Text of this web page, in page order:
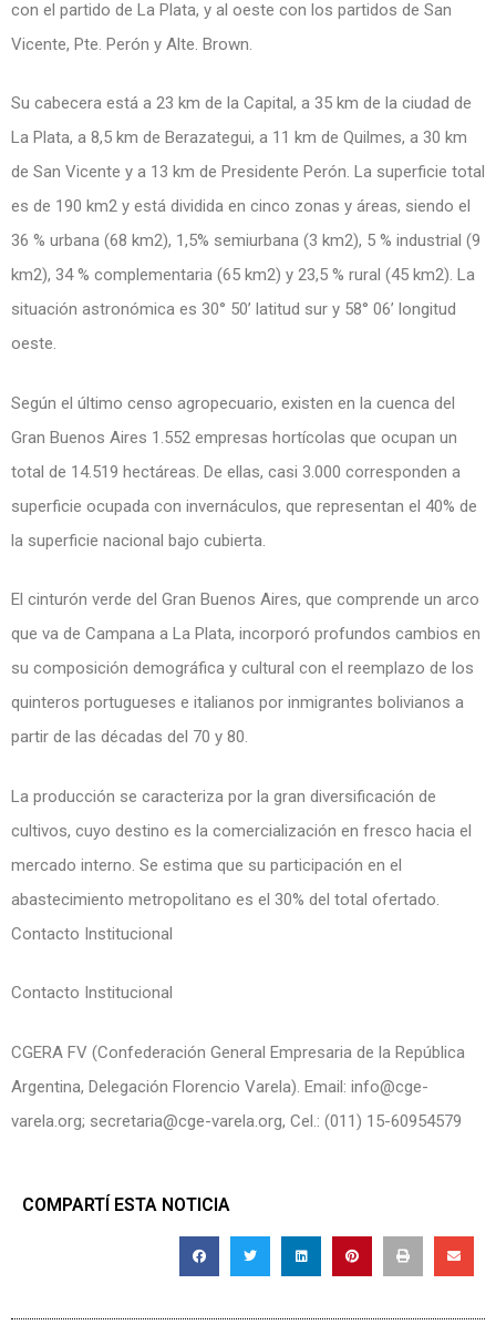
con el partido de La Plata, y al oeste con los partidos de San
Vicente, Pte. Perón y Alte. Brown.
Su cabecera está a 23 km de la Capital, a 35 km de la ciudad de
La Plata, a 8,5 km de Berazategui, a 11 km de Quilmes, a 30 km
de San Vicente y a 13 km de Presidente Perón. La superficie total
es de 190 km2 y está dividida en cinco zonas y áreas, siendo el
36 % urbana (68 km2), 1,5% semiurbana (3 km2), 5 % industrial (9
km2), 34 % complementaria (65 km2) y 23,5 % rural (45 km2). La
situación astronómica es 30° 50’ latitud sur y 58° 06’ longitud
oeste.
Según el último censo agropecuario, existen en la cuenca del
Gran Buenos Aires 1.552 empresas hortícolas que ocupan un
total de 14.519 hectáreas. De ellas, casi 3.000 corresponden a
superficie ocupada con invernáculos, que representan el 40% de
la superficie nacional bajo cubierta.
El cinturón verde del Gran Buenos Aires, que comprende un arco
que va de Campana a La Plata, incorporó profundos cambios en
su composición demográfica y cultural con el reemplazo de los
quinteros portugueses e italianos por inmigrantes bolivianos a
partir de las décadas del 70 y 80.
La producción se caracteriza por la gran diversificación de
cultivos, cuyo destino es la comercialización en fresco hacia el
mercado interno. Se estima que su participación en el
abastecimiento metropolitano es el 30% del total ofertado.
Contacto Institucional
Contacto Institucional
CGERA FV (Confederación General Empresaria de la República
Argentina, Delegación Florencio Varela). Email: info@cge-
varela.org; secretaria@cge-varela.org, Cel.: (011) 15-60954579
COMPARTÍ ESTA NOTICIA